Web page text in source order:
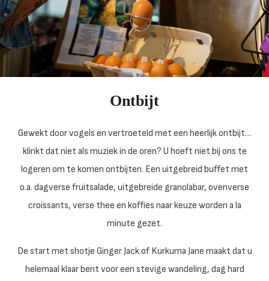
Ontbijt
Gewekt door vogels en vertroeteld met een heerlijk ontbijt…
klinkt dat niet als muziek in de oren? U hoeft niet bij ons te
logeren om te komen ontbijten. Een uitgebreid buffet met
o.a. dagverse fruitsalade, uitgebreide granolabar, ovenverse
croissants, verse thee en koffies naar keuze worden a la
minute gezet.
De start met shotje Ginger Jack of Kurkuma Jane maakt dat u
helemaal klaar bent voor een stevige wandeling, dag hard